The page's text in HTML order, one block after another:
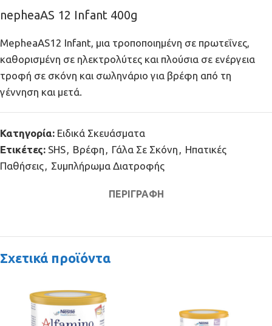
nepheaAS 12 Infant 400g
MepheaAS12 Infant, μια τροποποιημένη σε πρωτεΐνες,
καθορισμένη σε ηλεκτρολύτες και πλούσια σε ενέργεια
τροφή σε σκόνη και σωληνάριο για βρέφη από τη
γέννηση και μετά.
Κατηγορία: Ειδικά Σκευάσματα
Ετικέτες: SHS, Βρέφη , Γάλα Σε Σκόνη , Ηπατικές
Παθήσεις, Συμπλήρωμα Διατροφής
ΠΕΡΙΓΡΑΦΉ
Σχετικά προϊόντα